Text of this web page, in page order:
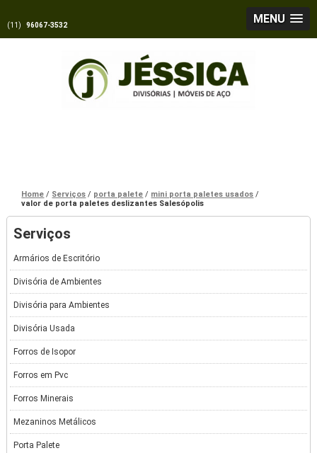
MENU
(11) 96067-3532
Home Serviços porta palete
mini porta paletes usados
valor de porta paletes deslizantes Salesópolis
Serviços
Armários de Escritório
Divisória de Ambientes
Divisória para Ambientes
Divisória Usada
Forros de Isopor
Forros em Pvc
Forros Minerais
Mezaninos Metálicos
Porta Palete